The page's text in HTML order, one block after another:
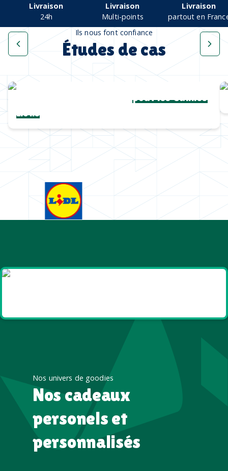
Livraison
24h
Livraison
Multi-points
Livraison
partout en
Ils nous font confiance
Études de cas
Une collection complètepour les Cannes
Lions
Nos univers de goodies
Nos cadeaux
personels et
personnalisés